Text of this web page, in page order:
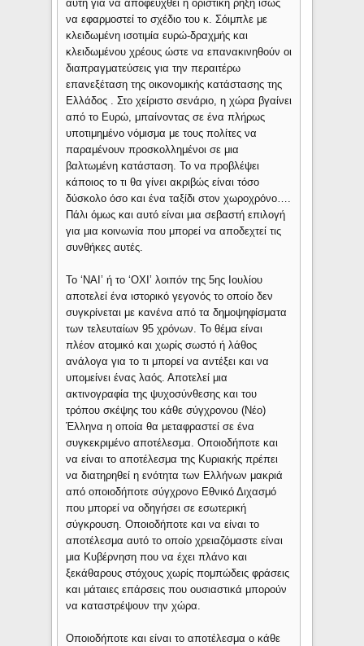
αυτή για να αποφευχθεί η οριστική ρήξη ίσως
να εφαρμοστεί το σχέδιο του κ. Σόιμπλε με
κλειδωμένη ισοτιμία ευρώ-δραχμής και
κλειδωμένου χρέους ώστε να επανακινηθούν οι
διαπραγματεύσεις για την περαιτέρω
επανεξέταση της οικονομικής κατάστασης της
Ελλάδος . Στο χείριστο σενάριο, η χώρα βγαίνει
από το Ευρώ, μπαίνοντας σε ένα πλήρως
υποτιμημένο νόμισμα με τους πολίτες να
παραμένουν προσκολλημένοι σε μια
βαλτωμένη κατάσταση. Το να προβλέψει
κάποιος το τι θα γίνει ακριβώς είναι τόσο
δύσκολο όσο και ένα ταξίδι στον χωροχρόνο….
Πάλι όμως και αυτό είναι μια σεβαστή επιλογή
για μια κοινωνία που μπορεί να αποδεχτεί τις
συνθήκες αυτές.
Το ‘ΝΑΙ’ ή το ‘ΟΧΙ’ λοιπόν της 5ης Ιουλίου
αποτελεί ένα ιστορικό γεγονός το οποίο δεν
συγκρίνεται με κανένα από τα δημοψηφίσματα
των τελευταίων 95 χρόνων. Το θέμα είναι
πλέον ατομικό και χωρίς σωστό ή λάθος
ανάλογα για το τι μπορεί να αντέξει και να
υπομείνει ένας λαός. Αποτελεί μια
ακτινογραφία της ψυχοσύνθεσης και του
τρόπου σκέψης του κάθε σύγχρονου (Νέο)
Έλληνα η οποία θα μεταφραστεί σε ένα
συγκεκριμένο αποτέλεσμα. Οποιοδήποτε και
να είναι το αποτέλεσμα της Κυριακής πρέπει
να διατηρηθεί η ενότητα των Ελλήνων μακριά
από οποιοδήποτε σύγχρονο Εθνικό Διχασμό
που μπορεί να οδηγήσει σε εσωτερική
σύγκρουση. Οποιοδήποτε και να είναι το
αποτέλεσμα αυτό το οποίο χρειαζόμαστε είναι
μια Κυβέρνηση που να έχει πλάνο και
ξεκάθαρους στόχους χωρίς πομπώδεις φράσεις
και μάταιες επάρσεις που ουσιαστικά μπορούν
να καταστρέψουν την χώρα.
Οποιοδήποτε και είναι το αποτέλεσμα ο κάθε